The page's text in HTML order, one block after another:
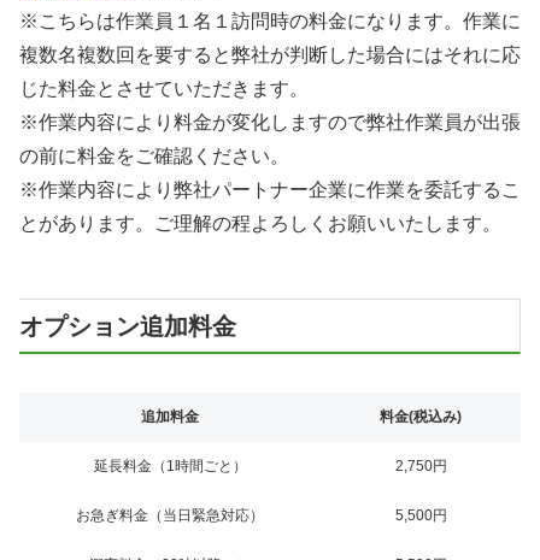
※こちらは作業員１名１訪問時の料金になります。作業に
複数名複数回を要すると弊社が判断した場合にはそれに応
じた料金とさせていただきます。
※作業内容により料金が変化しますので弊社作業員が出張
の前に料金をご確認ください。
※作業内容により弊社パートナー企業に作業を委託するこ
とがあります。ご理解の程よろしくお願いいたします。
オプション追加料金
追加料金 料金(税込み)
延長料金（1時間ごと） 2,750円
お急ぎ料金（当日緊急対応） 5,500円